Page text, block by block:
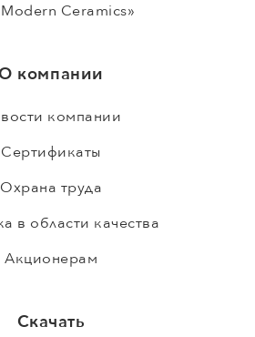
Ceramics»
компании
компании
Сертификаты
Охрана труда
в области качества
Акционерам
Скачать